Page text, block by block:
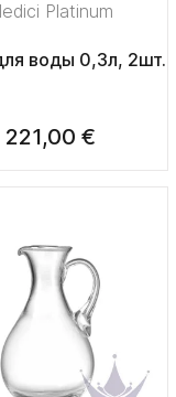
Platinum
воды 0,3л, 2шт.
221,00 €